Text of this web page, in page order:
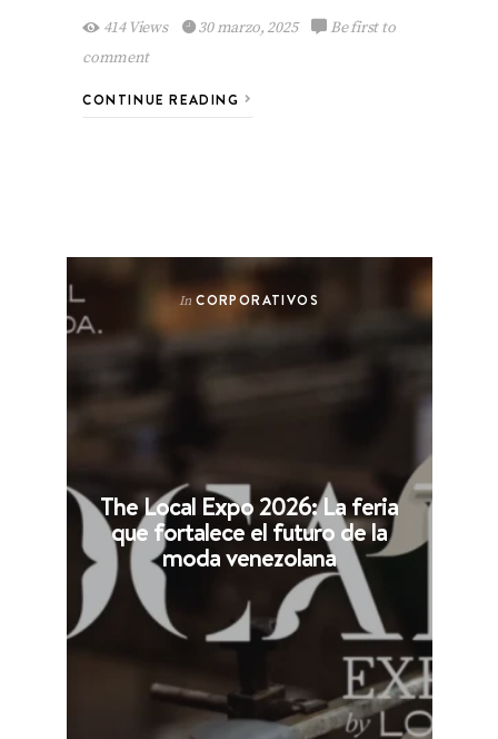
414 Views 30 marzo, 2025
Be first to
comment
CONTINUE READING
In CORPORATIVOS
The Local Expo 2026: La feria
que fortalece el futuro de la
moda venezolana